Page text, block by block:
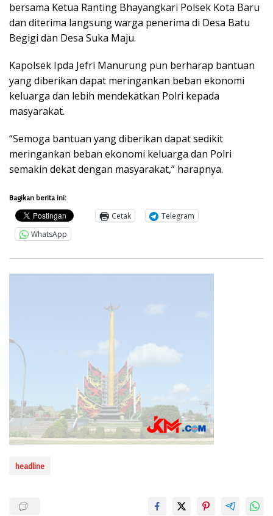
bersama Ketua Ranting Bhayangkari Polsek Kota Baru
dan diterima langsung warga penerima di Desa Batu
Begigi dan Desa Suka Maju.
Kapolsek Ipda Jefri Manurung pun berharap bantuan
yang diberikan dapat meringankan beban ekonomi
keluarga dan lebih mendekatkan Polri kepada
masyarakat.
“Semoga bantuan yang diberikan dapat sedikit
meringankan beban ekonomi keluarga dan Polri
semakin dekat dengan masyarakat,” harapnya.
Bagikan berita ini:
Cetak
Telegram
WhatsApp
headline